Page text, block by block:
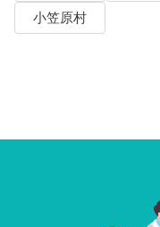
小笠原村